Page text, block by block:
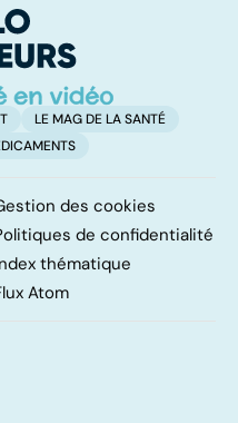
ou sans
hyperactivité
LE MAG DE LA SANTÉ
des cookies
de confidentialité
thématique
Atom